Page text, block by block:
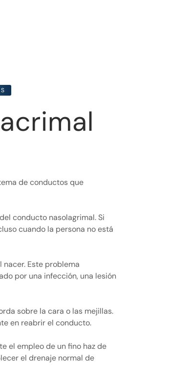
de conductos que
conducto nasolagrimal. Si
cuando la persona no está
Este problema
por una infección, una lesión
sobre la cara o las mejillas.
en reabrir el conducto.
el empleo de un fino haz de
el drenaje normal de